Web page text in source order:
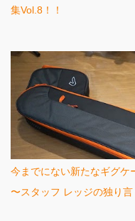
集Vol.8！！
今までにない新たなギグケ
〜スタッフ レッジの独り言